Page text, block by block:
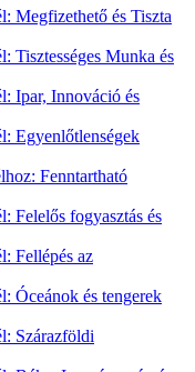
Megfizethető és Tiszta
Tisztességes Munka és
Ipar, Innováció és
Egyenlőtlenségek
Fenntartható
Felelős fogyasztás és
Fellépés az
Óceánok és tengerek
Szárazföldi